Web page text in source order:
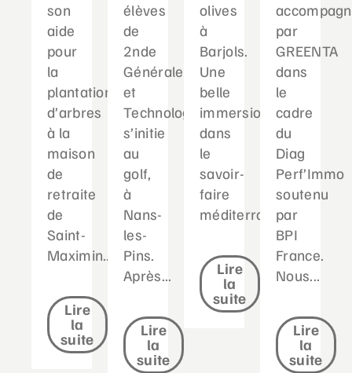
son
aide
pour
la
plantation
d’arbres
à la
maison
de
retraite
de
Saint-
Maximin....
Lire
la
suite
élèves
de
2nde
Générale
et
Technologique
s’initie
au
golf,
à
Nans-
les-
Pins.
Après...
Lire
la
suite
olives
à
Barjols.
Une
belle
immersion
dans
le
savoir-
faire
méditerranéen...
Lire
la
suite
par
GREENTA
dans
le
cadre
du
Diag
Perf’Immo
soutenu
par
BPI
France.
Nous...
Lire
la
suite